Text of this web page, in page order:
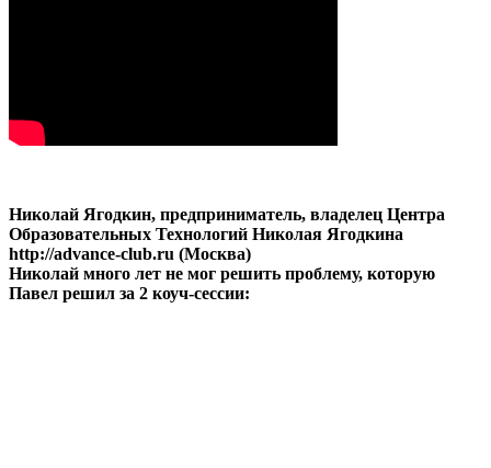
Николай Ягодкин, предприниматель, владелец Центра
Образовательных Технологий Николая Ягодкина
http://advance-club.ru (Москва)
Николай много лет не мог решить проблему, которую
Павел решил за 2 коуч-сессии: